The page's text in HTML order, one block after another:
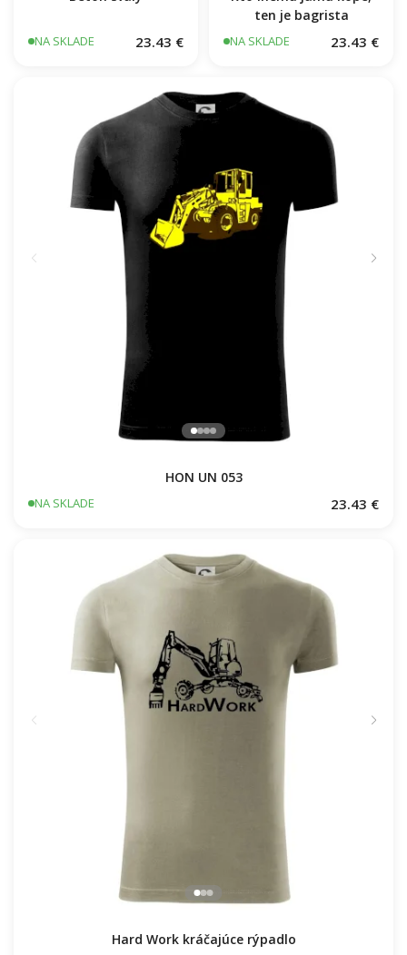
NA SKLADE 23.43 €
ten je bagrista
NA SKLADE 23.43 €
HON UN 053
NA SKLADE 23.43 €
Hard Work kráčajúce rýpadlo